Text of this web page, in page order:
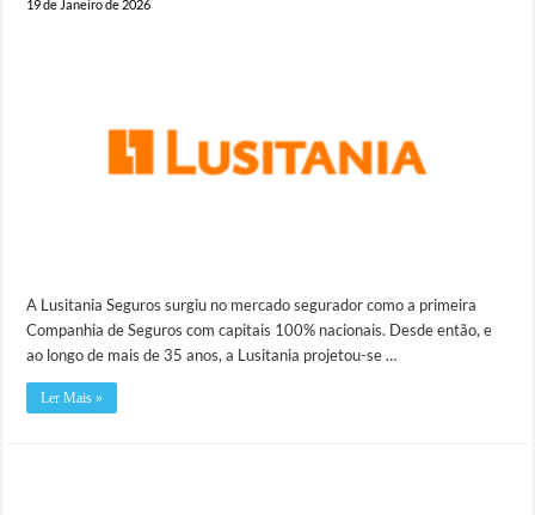
19 de Janeiro de 2026
A Lusitania Seguros surgiu no mercado segurador como a primeira
Companhia de Seguros com capitais 100% nacionais. Desde então, e
ao longo de mais de 35 anos, a Lusitania projetou-se …
Ler Mais »